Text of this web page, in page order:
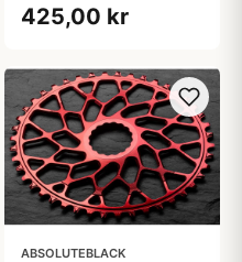
Montering Sort
425,00 kr
ABSOLUTEBLACK